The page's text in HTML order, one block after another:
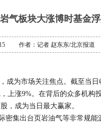
气板块大涨博时基金
15 作者：记者 赵东东/北京报
成为市场关注焦点。截至当
上涨9%。在背后的众多机构
，成为当日最大赢家。
集出台页岩油气等非常规能